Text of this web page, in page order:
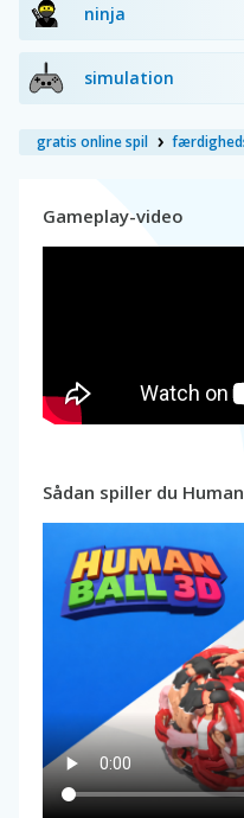
ninja
simulation
gratis online spil
Gameplay-video
Sådan spiller du